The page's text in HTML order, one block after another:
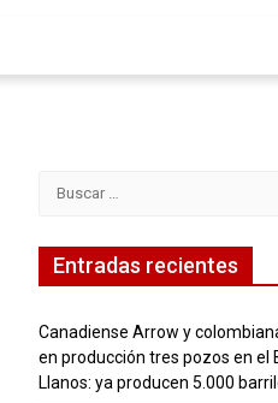
Entradas recientes
Canadiense Arrow y
en producción tres pozos en el
Llanos: ya producen 5.000